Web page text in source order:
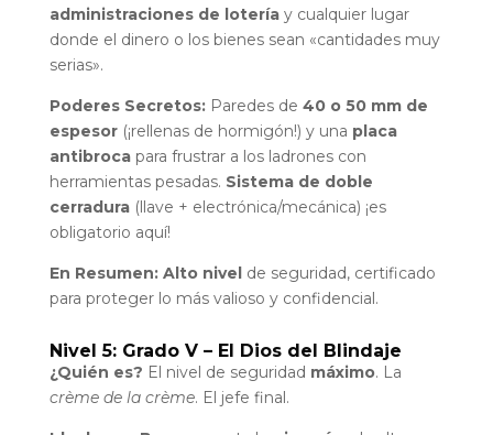
administraciones de loteríay cualquier lugar
donde el dinero o los bienes sean «cantidades muy
serias».
Poderes Secretos:Paredes de 40 o 50 mm de
espesor(¡rellenas de hormigón!) y una placa
antibrocapara frustrar a los ladrones con
herramientas pesadas. Sistema de doble
cerradura(llave + electrónica/mecánica) ¡es
obligatorio aquí!
En Resumen: Alto nivelde seguridad, certificado
para proteger lo más valioso y confidencial.
Nivel 5: Grado V – El Dios del Blindaje
¿Quién es? El nivel de seguridad máximo. La
crème de la crème. El jefe final.